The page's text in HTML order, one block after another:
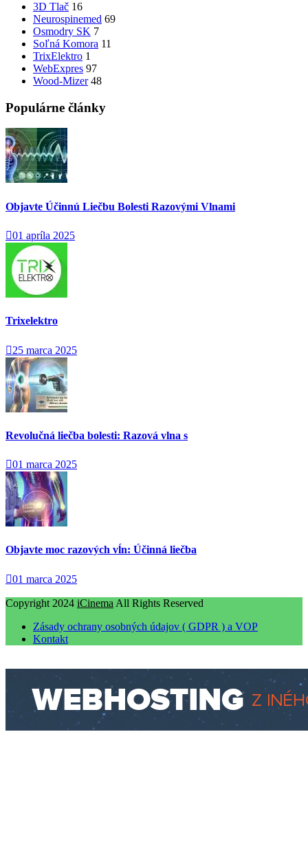
3D Tlač 16
Neurospinemed 69
Osmodry SK 7
Soľná Komora 11
TrixElektro 1
WebExpres 97
Wood-Mizer 48
Populárne články
Objavte Účinnú Liečbu Bolesti Razovými Vlnami
01 apríla 2025
Trixelektro
25 marca 2025
Revolučná liečba bolesti: Razová vlna s
01 marca 2025
Objavte moc razových vĺn: Účinná liečba
01 marca 2025
Copyright 2024 iCinema All Rights Reserved
Zásady ochrany osobných údajov ( GDPR ) a VOP
Kontakt